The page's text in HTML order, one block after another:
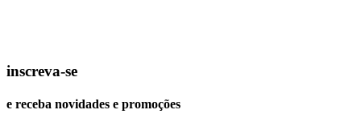
inscreva-se
e receba novidades e promoções